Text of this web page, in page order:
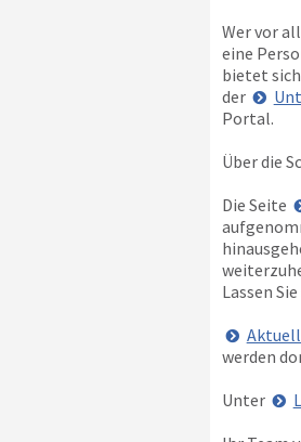
Wer vor
eine
bietet
der
Portal.
Über die
Die Seite
Lassen
werden
Unter